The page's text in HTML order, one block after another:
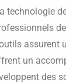
technologie
assurent
un
des